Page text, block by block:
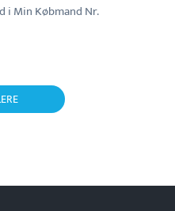
i Min Købmand Nr.